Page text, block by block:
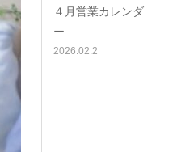
４月営業カレンダ
ー
2026.02.2